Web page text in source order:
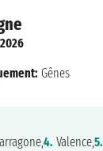
Gênes
4. Valence,5.